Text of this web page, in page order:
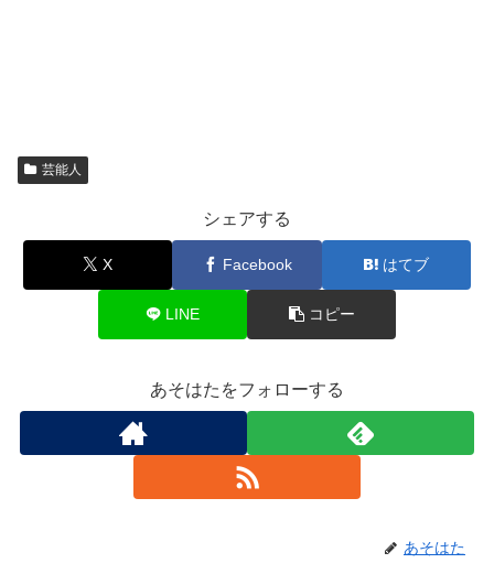
芸能人
シェアする
X Facebook はてブ
LINE コピー
あそはたをフォローする
あそはた